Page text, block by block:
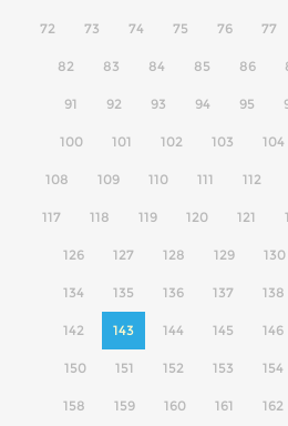
72 73 74 75 76 77
82 83 84 85 86
91 92 93 94 95
100 101 102 103 104
108 109 110 111 112
117 118 119 120 121
126 127 128 129 130
134 135 136 137 138
142 143 144 145 146
150 151 152 153 154
158 159 160 161 162